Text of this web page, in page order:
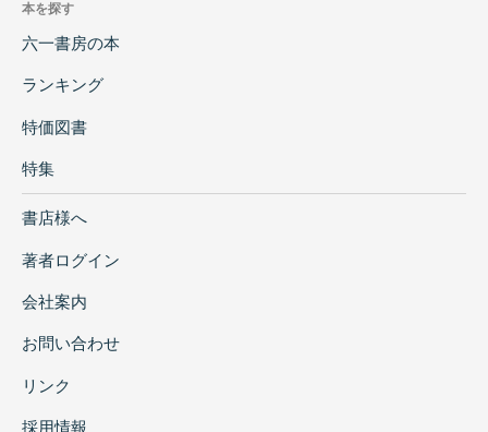
博物館に展示されており、各館の重要な収蔵品
についても詳しく紹介されています。そのた
ブックとしても活用できる一冊です。
本を探す
六一書房の本
ランキング
特価図書
特集
書店様へ
著者ログイン
会社案内
お問い合わせ
リンク
採用情報